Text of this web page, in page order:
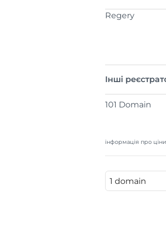
Regery
Інші
101 Domain
інформація про